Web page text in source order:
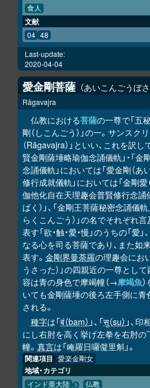
食人
文献
04 48
Last-update:
2020-04-04
愛金剛菩薩 あいこんごうぼ
Rāgavajra
仏教における菩薩の一尊で「五
剛（しこんごう）」の一。サンスク
（Rāgavajra）」といい、これを訳
賢金剛薩埵略瑜伽念誦儀軌」・「
念誦儀軌」においては「愛金剛（あ
修行成就儀軌」においては「金剛愛
伽他化自在天理趣会普賢修行念誦
ばく）」、「金剛王菩薩秘密念誦儀
らくこんごう）」の名でそれぞれ
表す「欲・触・愛・慢」のうちの「愛
なる心を司る菩薩であり、また如
表す。 金剛界曼荼羅の理趣会にお
うさった）」の四親近の一尊とし
容は青の身色で摩竭幢（→摩竭魚
いても金剛薩埵の後ろ左手側に
される。
種字は「बं（baṃ） 」、「सु（su） 」、
にし右肘を高く挙げ左拳を右肘の
幢。 真言は「唵羅日囉儗里斛」。
関連項目 愛楽金剛女
地域・カテゴリ
インド亜大陸 仏教